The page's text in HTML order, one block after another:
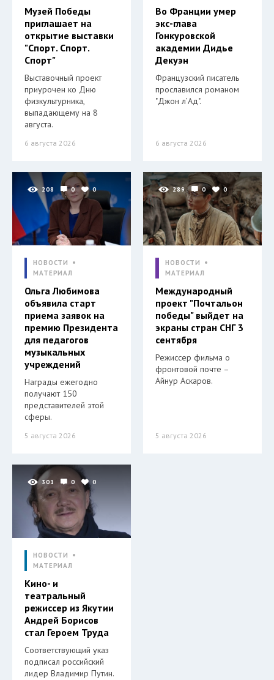
Музей Победы
приглашает на
открытие выставки
"Спорт. Спорт.
Спорт"
Выставочный проект
приурочен ко Дню
физкультурника,
выпадающему на 8
августа.
6 августа 2026
Во Франции умер
экс-глава
Гонкуровской
академии Дидье
Декуэн
Французский писатель
прославился романом
"Джон л’Ад".
6 августа 2026
208 0 0
НОВОСТИ
МАТЕРИАЛ
Ольга Любимова
объявила старт
приема заявок на
премию Президента
для педагогов
музыкальных
учреждений
Награды ежегодно
получают 150
представителей этой
сферы.
5 августа 2026
289 0 0
НОВОСТИ
МАТЕРИАЛ
Международный
проект "Почтальон
победы" выйдет на
экраны стран СНГ 3
сентября
Режиссер фильма о
фронтовой почте –
Айнур Аскаров.
5 августа 2026
301 0 0
НОВОСТИ
МАТЕРИАЛ
Кино- и
театральный
режиссер из Якутии
Андрей Борисов
стал Героем Труда
Соответствующий указ
подписал российский
лидер Владимир Путин.